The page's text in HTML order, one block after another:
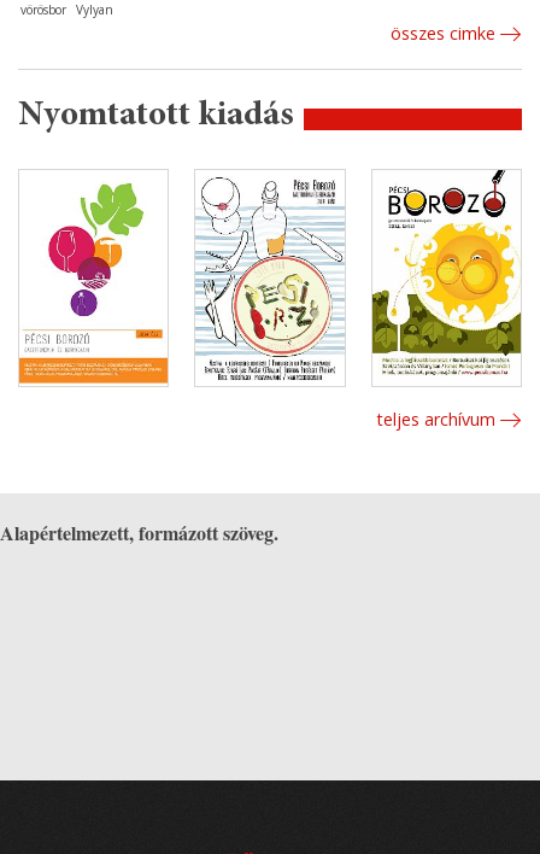
vörösbor Vylyan
összes cimke
Nyomtatott kiadás
teljes archívum
Alapértelmezett, formázott szöveg.